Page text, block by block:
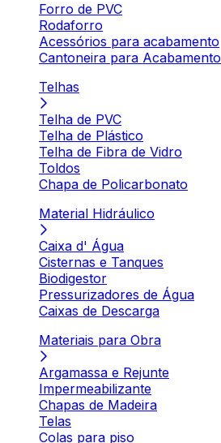
Forro de PVC
Rodaforro
Acessórios para acabamento
Cantoneira para Acabamento
Telhas
Telha de PVC
Telha de Plástico
Telha de Fibra de Vidro
Toldos
Chapa de Policarbonato
Material Hidráulico
Caixa d' Água
Cisternas e Tanques
Biodigestor
Pressurizadores de Água
Caixas de Descarga
Materiais para Obra
Argamassa e Rejunte
Impermeabilizante
Chapas de Madeira
Telas
Colas para piso